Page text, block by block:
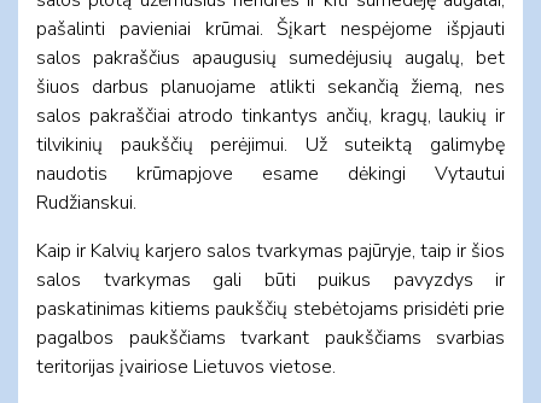
pašalinti pavieniai krūmai. Šįkart nespėjome išpjauti
salos pakraščius apaugusių sumedėjusių augalų, bet
šiuos darbus planuojame atlikti sekančią žiemą, nes
salos pakraščiai atrodo tinkantys ančių, kragų, laukių ir
tilvikinių paukščių perėjimui. Už suteiktą galimybę
naudotis krūmapjove esame dėkingi Vytautui
Rudžianskui.
Kaip ir Kalvių karjero salos tvarkymas pajūryje, taip ir šios
salos tvarkymas gali būti puikus pavyzdys ir
paskatinimas kitiems paukščių stebėtojams prisidėti prie
pagalbos paukščiams tvarkant paukščiams svarbias
teritorijas įvairiose Lietuvos vietose.